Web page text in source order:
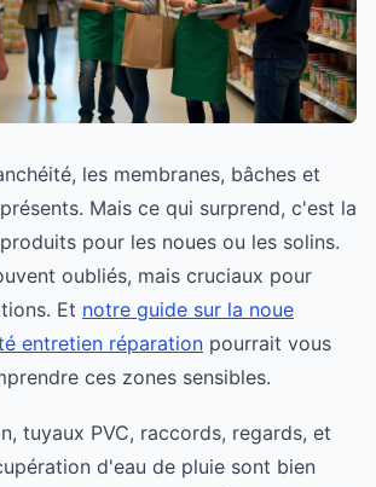
les membranes, bâches et
Mais ce qui surprend, c'est la
pour les noues ou les solins.
oubliés, mais cruciaux pour
Et notre guide sur la noue
entretien réparation pourrait vous
ces zones sensibles.
tuyaux PVC, raccords, regards, et
d'eau de pluie sont bien